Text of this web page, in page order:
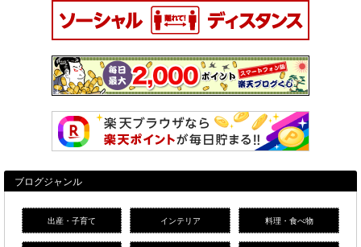
ブログジャンル
出産・子育て インテリア 料理・食べ物